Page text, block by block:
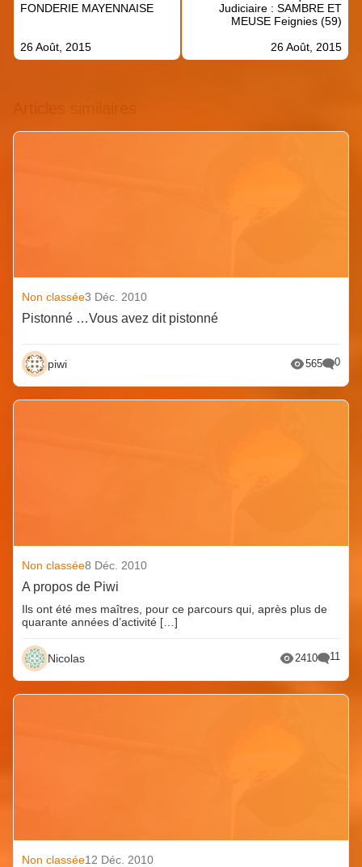
l’article
FONDERIE MAYENNAISE
26 Août, 2015
Judiciaire : SAMBRE ET
MEUSE Feignies (59)
26 Août, 2015
Non classée3 Déc. 2010
Pistonné …Vous avez dit pistonné
piwi 565 0
Non classée8 Déc. 2010
A propos de Piwi
Ils ont été mes maîtres, pour ce parcours qui, après plus de
quarante années d’activité […]
Nicolas 2410 11
Non classée12 Déc. 2010